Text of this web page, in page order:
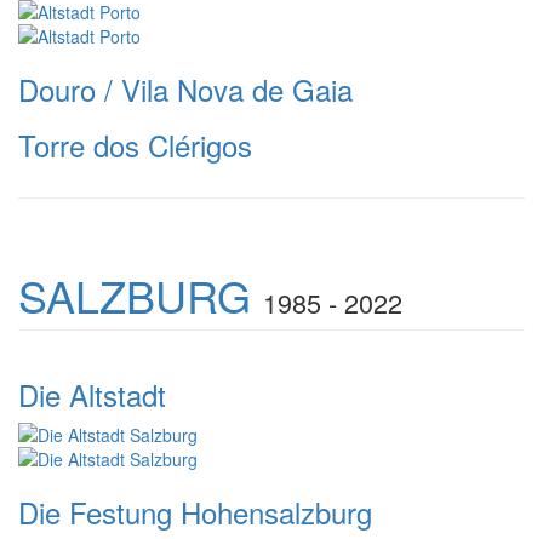
Douro / Vila Nova de Gaia
Torre dos Clérigos
SALZBURG 1985 - 2022
Die Altstadt
Die Festung Hohensalzburg